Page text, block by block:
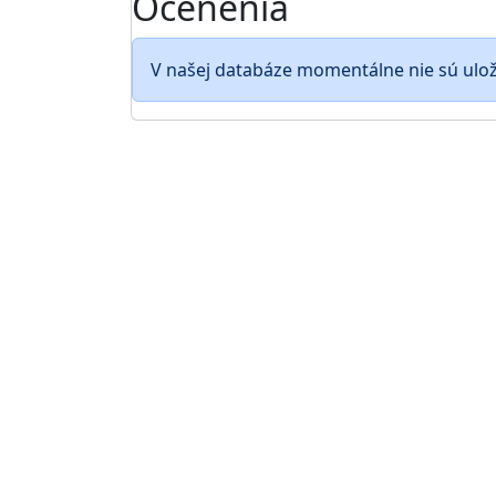
V našej databáze momentálne nie sú